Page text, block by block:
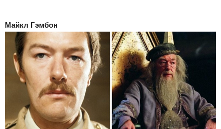
Майкл Гэмбон